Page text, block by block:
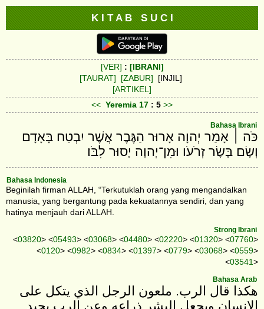
K I T A B S U C I
[VER] : [IBRANI]
[TAURAT]
[ZABUR] [INJIL]
[ARTIKEL]
<< Yeremia 17 : 5 >>
Bahasa Ibrani
כֹּה ׀ אָמַר יְהוָה אָרוּר הַגֶּבֶר אֲשֶׁר יִבְטַח בָּאָדָם
וְשָׂם בָּשָׂר זְרֹעֹו וּמִן־יְהוָה יָסוּר לִבֹּו׃
Bahasa Indonesia
Beginilah firman ALLAH, “Terkutuklah orang yang mengandalkan
manusia, yang bergantung pada kekuatannya sendiri, dan yang
hatinya menjauh dari ALLAH.
Strong Ibrani
<03820> <05493> <03068> <04480> <02220> <01320> <07760>
<0120> <0982> <0834> <01397> <0779> <03068> <0559>
<03541>
Bahasa Arab
هكذا قال الرب. ملعون الرجل الذي يتكل على
الانسان ويجعل البشر ذراعه وعن الرب يحيد